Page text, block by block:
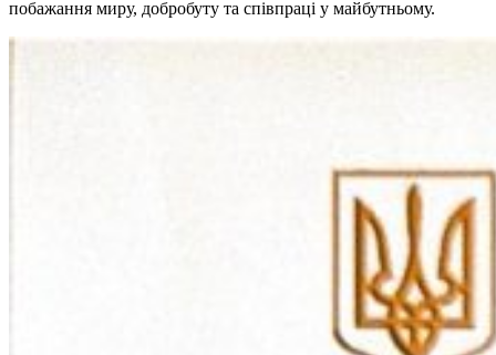
побажання миру, добробуту та співпраці у майбутньому.